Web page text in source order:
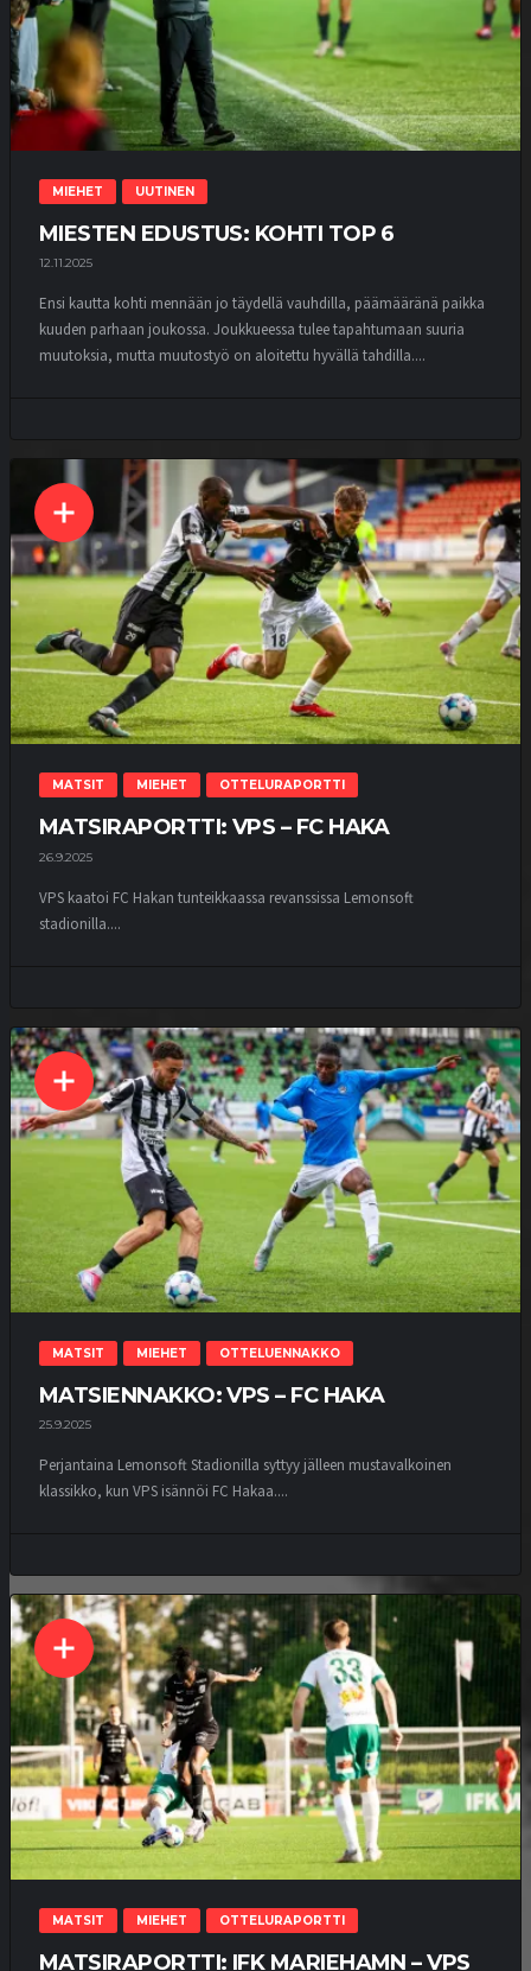
MIEHET UUTINEN
MIESTEN EDUSTUS: KOHTI TOP 6
12.11.2025
Ensi kautta kohti mennään jo täydellä vauhdilla, päämääränä paikka
kuuden parhaan joukossa. Joukkueessa tulee tapahtumaan suuria
muutoksia, mutta muutostyö on aloitettu hyvällä tahdilla....
MATSIT MIEHET OTTELURAPORTTI
MATSIRAPORTTI: VPS – FC HAKA
26.9.2025
VPS kaatoi FC Hakan tunteikkaassa revanssissa Lemonsoft
stadionilla....
MATSIT MIEHET OTTELUENNAKKO
MATSIENNAKKO: VPS – FC HAKA
25.9.2025
Perjantaina Lemonsoft Stadionilla syttyy jälleen mustavalkoinen
klassikko, kun VPS isännöi FC Hakaa....
MATSIT MIEHET OTTELURAPORTTI
MATSIRAPORTTI: IFK MARIEHAMN – VPS